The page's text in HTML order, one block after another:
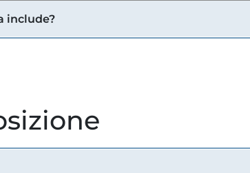
include?